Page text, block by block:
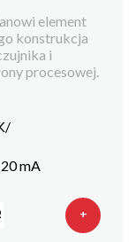
element
konstrukcja
i
procesowej.
mA
+